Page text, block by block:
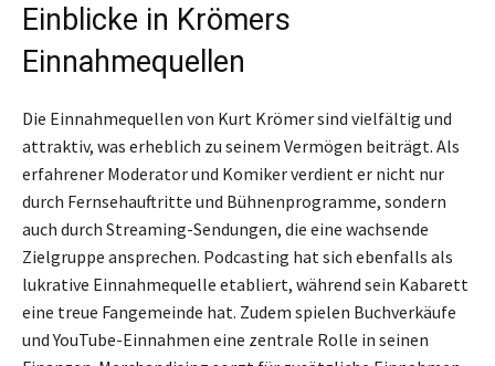
Einblicke in Krömers
Einnahmequellen
Die Einnahmequellen von Kurt Krömer sind vielfältig und
attraktiv, was erheblich zu seinem Vermögen beiträgt. Als
erfahrener Moderator und Komiker verdient er nicht nur
durch Fernsehauftritte und Bühnenprogramme, sondern
auch durch Streaming-Sendungen, die eine wachsende
Zielgruppe ansprechen. Podcasting hat sich ebenfalls als
lukrative Einnahmequelle etabliert, während sein Kabarett
eine treue Fangemeinde hat. Zudem spielen Buchverkäufe
und YouTube-Einnahmen eine zentrale Rolle in seinen